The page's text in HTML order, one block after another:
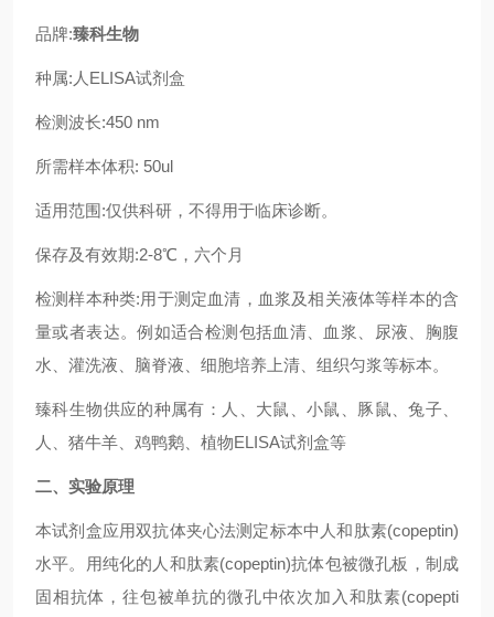
品牌:臻科生物
种属:人ELISA试剂盒
检测波长:450 nm
所需样本体积: 50ul
适用范围:仅供科研，不得用于临床诊断。
保存及有效期:2-8℃，六个月
检测样本种类:用于测定血清，血浆及相关液体等样本的含
量或者表达。例如适合检测包括血清、血浆、尿液、胸腹
水、灌洗液、脑脊液、细胞培养上清、组织匀浆等标本。
臻科生物供应的种属有：人、大鼠、小鼠、豚鼠、兔子、
人、猪牛羊、鸡鸭鹅、植物ELISA试剂盒等
二、实验原理
本试剂盒应用双抗体夹心法测定标本中人和肽素(copeptin)
水平。用纯化的人 和肽素(copeptin)抗体包被微孔板，制成
固相抗体，往包被单抗的微孔中依次加入 和肽素(copepti